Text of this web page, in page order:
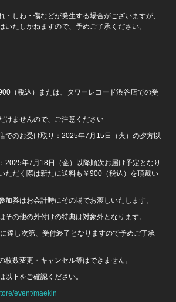
しわ・傷などが発生する場合がございますが、
いたしかねますので、予めご了承ください。
（税込）または、タワーレコード渋谷店での受
けませんので、ご注意ください
でのお受け取り：2025年7月15日（火）の夕方以
2025年7月18日（金）以降順次お届け予定となり
ただく際は新たに送料も￥900（税込）を頂戴い
券はお会計時にその場でお渡しいたします。
の他の外付けの特典は対象外となります。
達し次第、受付終了となりますので予めご了承
数変更・キャンセル等はできません。
下をご確認ください。
event/maekin